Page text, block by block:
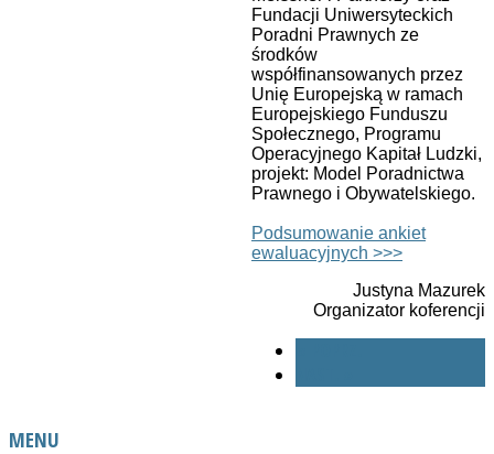
Fundacji Uniwersyteckich
Poradni Prawnych ze
środków
współfinansowanych przez
Unię Europejską w ramach
Europejskiego Funduszu
Społecznego, Programu
Operacyjnego Kapitał Ludzki,
projekt: Model Poradnictwa
Prawnego i Obywatelskiego.
Podsumowanie ankiet
ewaluacyjnych >>>
Justyna Mazurek
Organizator koferencji
MENU